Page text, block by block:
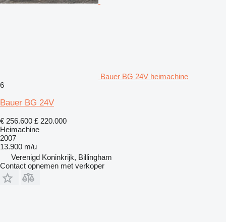
Bauer BG 24V heimachine
6
Bauer BG 24V
€ 256.600 £ 220.000
Heimachine
2007
13.900 m/u
Verenigd Koninkrijk, Billingham
Contact opnemen met verkoper